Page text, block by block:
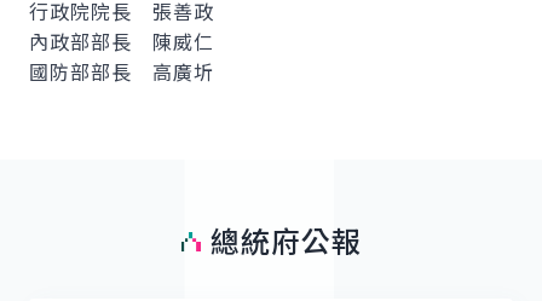
行政院院長 張善政
內政部部長 陳威仁
國防部部長 高廣圻
總統府公報